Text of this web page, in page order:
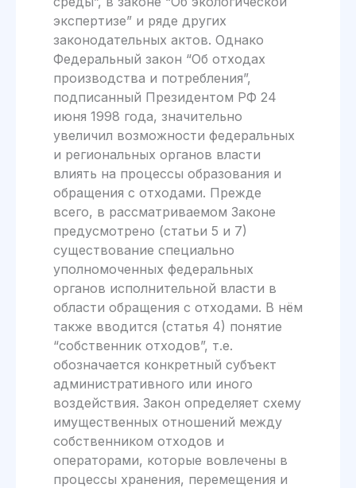
экспертизе” и ряде других
законодательных актов. Однако
Федеральный закон “Об отходах
производства и потребления”,
подписанный Президентом РФ 24
июня 1998 года, значительно
увеличил возможности федеральных
и региональных органов власти
влиять на процессы образования и
обращения с отходами. Прежде
всего, в рассматриваемом Законе
предусмотрено (статьи 5 и 7)
существование специально
уполномоченных федеральных
органов исполнительной власти в
области обращения с отходами. В нём
также вводится (статья 4) понятие
“собственник отходов”, т.е.
обозначается конкретный субъект
административного или иного
воздействия. Закон определяет схему
имущественных отношений между
собственником отходов и
операторами, которые вовлечены в
процессы хранения, перемещения и